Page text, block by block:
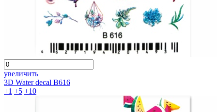
увеличить
3D Water decal B616
+1 +5 +10